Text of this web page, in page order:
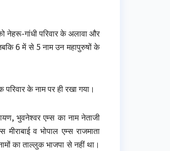
नेहरू-गांधी परिवार के अलावा और
6 में से 5 नाम उन महापुरुषों के
के नाम पर ही रखा गया।
भुवनेश्वर एम्स का नाम नेताजी
व भोपाल एम्स राजमाता
का ताल्लुक भाजपा से नहीं था।